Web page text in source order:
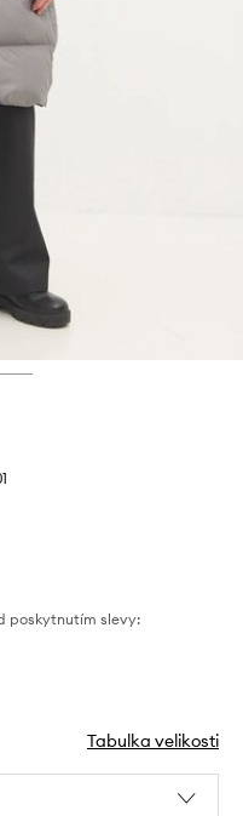
poskytnutím slevy:
Tabulka velikosti